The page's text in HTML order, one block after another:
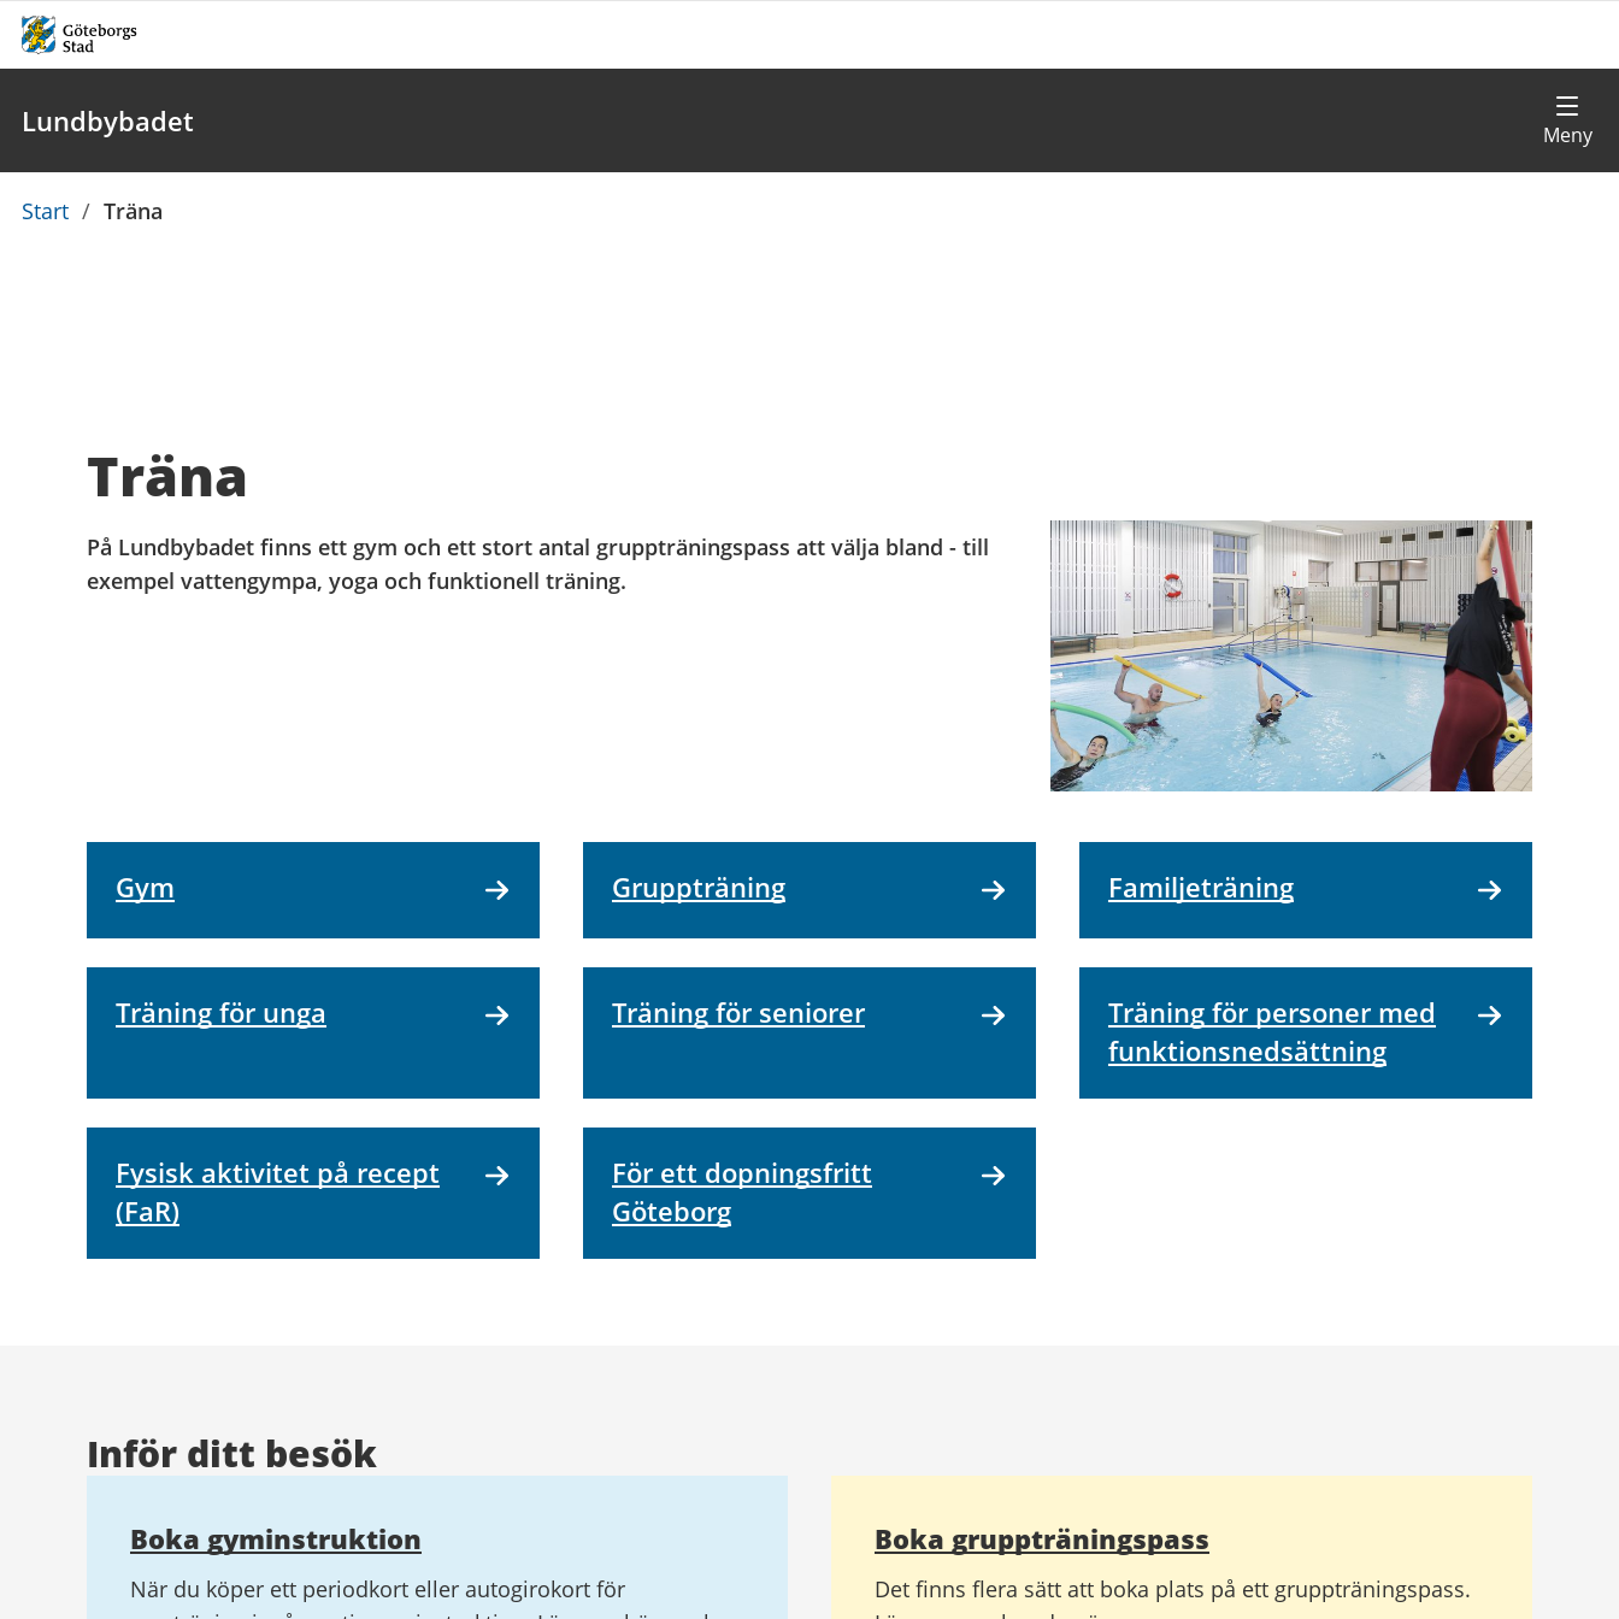
Lundbybadet
Du
Start / Träna
Träna
På Lundbybadet finns ett gym och ett stort antal gruppträningspass att välja bland - till
exempel vattengympa, yoga och funktionell träning.
Gym Gruppträning Familjeträning
Träning för unga Träning för seniorer
Träning för personer med
funktions­nedsättning
Fysisk aktivitet på recept
(FaR)
För ett dopningsfritt
Göteborg
Inför ditt besök
Boka gyminstruktion
När du köper ett periodkort eller autogirokort för
Boka gruppträningspass
Det finns flera sätt att boka plats på ett gruppträningspass.